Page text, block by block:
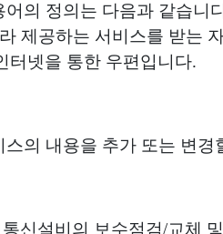
의 정의는 다음과 같습니
제공하는 서비스를 받는
터넷을 통한 우편입니다.
의 내용을 추가 또는 변경
신설비의 보수점검/교체